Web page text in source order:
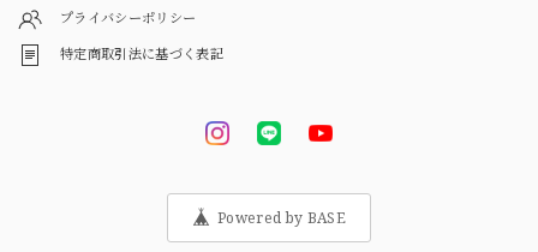
プライバシーポリシー
特定商取引法に基づく表記
Powered by BASE